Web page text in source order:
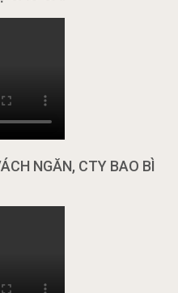
NGĂN, CTY BAO BÌ